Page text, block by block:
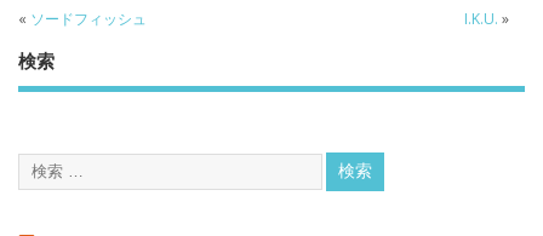
« ソードフィッシュ I.K.U. »
検索